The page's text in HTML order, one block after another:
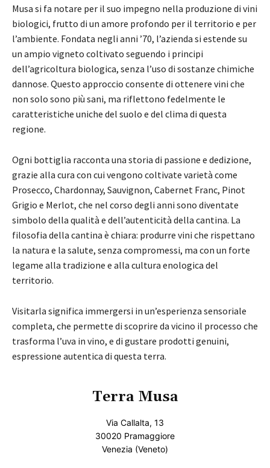
Musa si fa notare per il suo impegno nella produzione di vini
biologici, frutto di un amore profondo per il territorio e per
l’ambiente. Fondata negli anni ’70, l’azienda si estende su
un ampio vigneto coltivato seguendo i principi
dell’agricoltura biologica, senza l’uso di sostanze chimiche
dannose. Questo approccio consente di ottenere vini che
non solo sono più sani, ma riflettono fedelmente le
caratteristiche uniche del suolo e del clima di questa
regione.
Ogni bottiglia racconta una storia di passione e dedizione,
grazie alla cura con cui vengono coltivate varietà come
Prosecco, Chardonnay, Sauvignon, Cabernet Franc, Pinot
Grigio e Merlot, che nel corso degli anni sono diventate
simbolo della qualità e dell’autenticità della cantina. La
filosofia della cantina è chiara: produrre vini che rispettano
la natura e la salute, senza compromessi, ma con un forte
legame alla tradizione e alla cultura enologica del
territorio.
Visitarla significa immergersi in un’esperienza sensoriale
completa, che permette di scoprire da vicino il processo che
trasforma l’uva in vino, e di gustare prodotti genuini,
espressione autentica di questa terra.
Terra Musa
Via Callalta, 13
30020 Pramaggiore
Venezia (Veneto)